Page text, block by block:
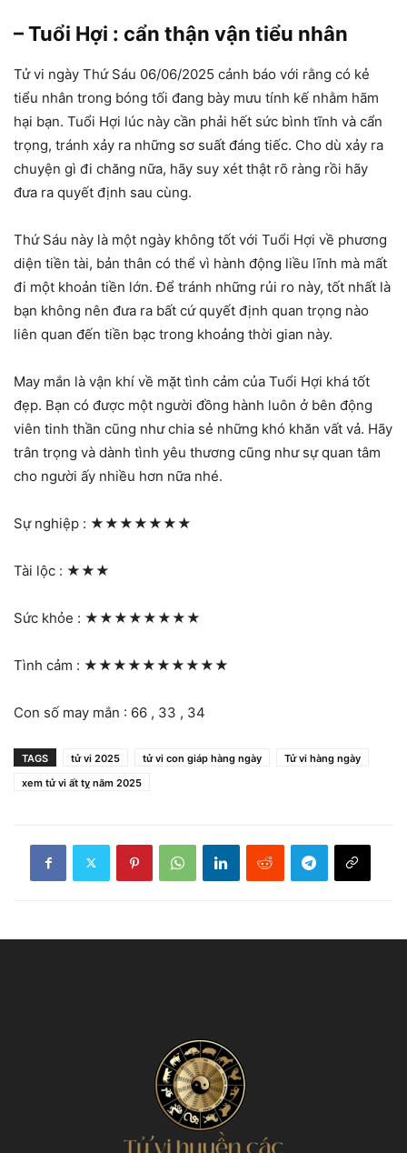
– Tuổi Hợi : cẩn thận vận tiểu nhân
Tử vi ngày Thứ Sáu 06/06/2025 cảnh báo với rằng có kẻ
tiểu nhân trong bóng tối đang bày mưu tính kế nhằm hãm
hại bạn. Tuổi Hợi lúc này cần phải hết sức bình tĩnh và cẩn
trọng, tránh xảy ra những sơ suất đáng tiếc. Cho dù xảy ra
chuyện gì đi chăng nữa, hãy suy xét thật rõ ràng rồi hãy
đưa ra quyết định sau cùng.
Thứ Sáu này là một ngày không tốt với Tuổi Hợi về phương
diện tiền tài, bản thân có thể vì hành động liều lĩnh mà mất
đi một khoản tiền lớn. Để tránh những rủi ro này, tốt nhất là
bạn không nên đưa ra bất cứ quyết định quan trọng nào
liên quan đến tiền bạc trong khoảng thời gian này.
May mắn là vận khí về mặt tình cảm của Tuổi Hợi khá tốt
đẹp. Bạn có được một người đồng hành luôn ở bên động
viên tinh thần cũng như chia sẻ những khó khăn vất vả. Hãy
trân trọng và dành tình yêu thương cũng như sự quan tâm
cho người ấy nhiều hơn nữa nhé.
Sự nghiệp : ★★★★★★★
Tài lộc : ★★★
Sức khỏe : ★★★★★★★★
Tình cảm : ★★★★★★★★★★
Con số may mắn : 66 , 33 , 34
TAGS tử vi 2025 tử vi con giáp hàng ngày
Tử vi hàng ngày
xem tử vi ất tỵ năm 2025